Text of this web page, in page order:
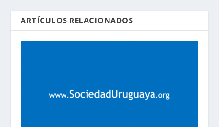
ARTÍCULOS RELACIONADOS